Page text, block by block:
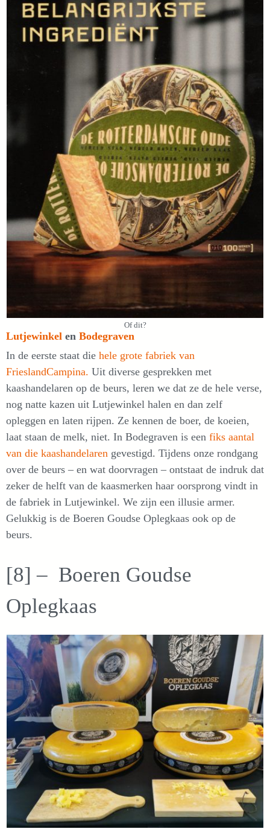
Of dit?
Lutjewinkel en Bodegraven
In de eerste staat die hele grote fabriek van
FrieslandCampina. Uit diverse gesprekken met
kaashandelaren op de beurs, leren we dat ze de hele verse,
nog natte kazen uit Lutjewinkel halen en dan zelf
opleggen en laten rijpen. Ze kennen de boer, de koeien,
laat staan de melk, niet. In Bodegraven is een fiks aantal
van die kaashandelaren gevestigd. Tijdens onze rondgang
over de beurs – en wat doorvragen – ontstaat de indruk dat
zeker de helft van de kaasmerken haar oorsprong vindt in
de fabriek in Lutjewinkel. We zijn een illusie armer.
Gelukkig is de Boeren Goudse Oplegkaas ook op de
beurs.
[8] – Boeren Goudse
Oplegkaas